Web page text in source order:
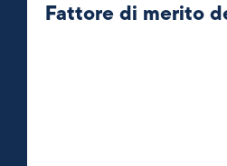
Fattore di merito